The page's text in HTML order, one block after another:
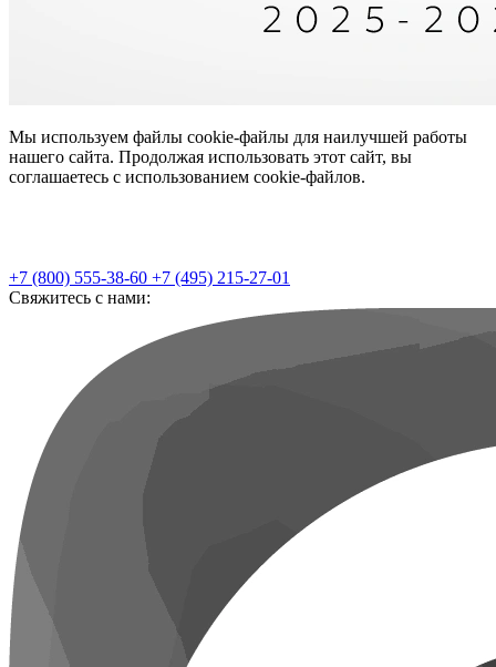
Мы используем файлы cookie-файлы для наилучшей работы
нашего сайта. Продолжая использовать этот сайт, вы
соглашаетесь с использованием cookie-файлов.
+7 (800) 555-38-60 +7 (495) 215-27-01
Свяжитесь с нами: